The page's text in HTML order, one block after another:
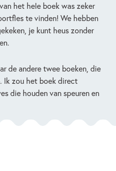
het hele boek was zeker
te vinden! We hebben
je kunt heus zonder
de andere twee boeken, die
Ik zou het boek direct
die houden van speuren en